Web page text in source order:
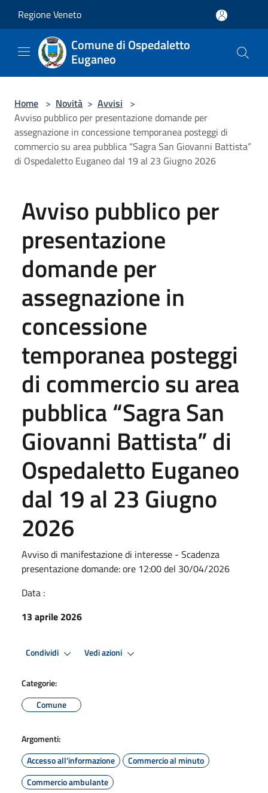
Regione Veneto
Comune di Ospedaletto
Euganeo
Home > Novità > Avvisi >
Avviso pubblico per presentazione domande per
assegnazione in concessione temporanea posteggi di
commercio su area pubblica “Sagra San Giovanni Battista”
di Ospedaletto Euganeo dal 19 al 23 Giugno 2026
Avviso pubblico per
presentazione
domande per
assegnazione in
concessione
temporanea posteggi
di commercio su area
pubblica “Sagra San
Giovanni Battista” di
Ospedaletto Euganeo
dal 19 al 23 Giugno
2026
Avviso di manifestazione di interesse - Scadenza
presentazione domande: ore 12:00 del 30/04/2026
Data :
13 aprile 2026
Condividi Vedi azioni
Categorie:
Comune
Argomenti:
Accesso all'informazione
Commercio al minuto
Commercio ambulante